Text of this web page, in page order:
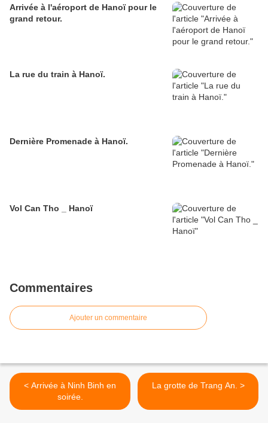
Arrivée à l'aéroport de Hanoï pour le
grand retour.
La rue du train à Hanoï.
Dernière Promenade à Hanoï.
Vol Can Tho _ Hanoï
Commentaires
Ajouter un commentaire
< Arrivée à Ninh Binh en
soirée.
La grotte de Trang An. >